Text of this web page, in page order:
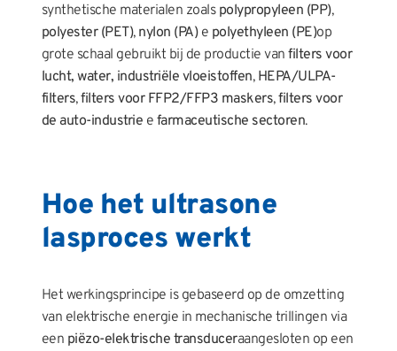
synthetische materialen zoals polypropyleen (PP),
polyester (PET), nylon (PA)e polyethyleen (PE)op
grote schaal gebruikt bij de productie vanfilters voor
lucht, water, industriële vloeistoffen, HEPA/ULPA-
filters,filters voor FFP2/FFP3 maskers,filters voor
de auto-industrie e farmaceutische sectoren.
Hoe het ultrasone
lasproces werkt
Het werkingsprincipe is gebaseerd op de omzetting
van elektrische energie in mechanische trillingen via
een piëzo-elektrische transduceraangesloten op een